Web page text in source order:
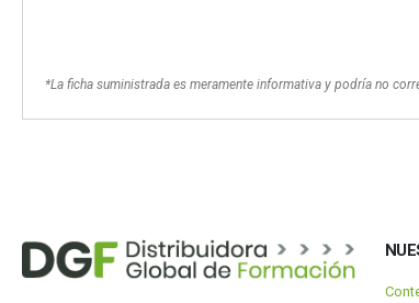
*La ficha suministrada es meramente informativa y podría no